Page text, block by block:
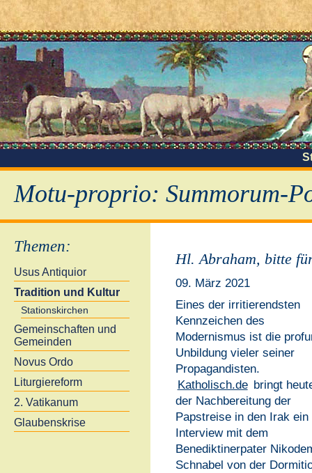
Motu-proprio: Summorum-
Themen:
Usus Antiquior
Tradition und Kultur
Stationskirchen
Gemeinschaften und
Gemeinden
Novus Ordo
Liturgiereform
2. Vatikanum
Glaubenskrise
Hl. Abraham, bitte
09. März 2021
Eines der irritierendsten
Kennzeichen des
Modernismus ist die
Unbildung vieler seiner
Propagandisten.
Katholisch.de bringt
der Nachbereitung der
Papstreise in den Irak ein
Interview mit dem
Benediktinerpater
Schnabel von der